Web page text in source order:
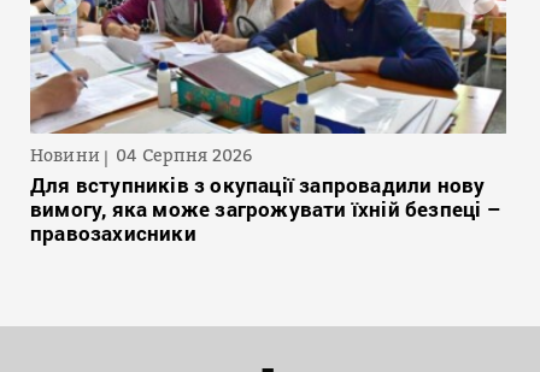
Новини 04 Серпня 2026
Для вступників з окупації запровадили нову
вимогу, яка може загрожувати їхній безпеці –
правозахисники